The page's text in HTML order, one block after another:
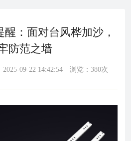
醒：面对台风桦加沙，
防范之墙
09-22 14:42:54 浏览：380次